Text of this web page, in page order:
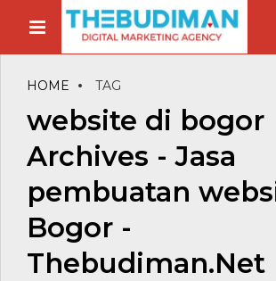
HOME TAG
website di bogor
Archives - Jasa
pembuatan
Bogor -
Thebudiman.Net